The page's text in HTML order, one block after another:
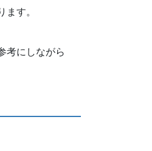
す。
考にしながら